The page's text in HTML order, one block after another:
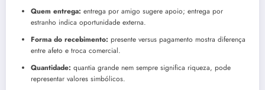
Quem entrega: entrega por amigo sugere apoio; entrega por
estranho indica oportunidade externa.
Forma do recebimento: presente versus pagamento mostra diferença
entre afeto e troca comercial.
Quantidade: quantia grande nem sempre significa riqueza, pode
representar valores simbólicos.